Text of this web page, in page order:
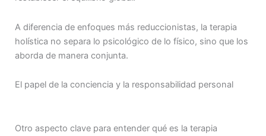
A diferencia de enfoques más reduccionistas, la terapia
holística no separa lo psicológico de lo físico, sino que los
aborda de manera conjunta.
El papel de la conciencia y la responsabilidad personal
Otro aspecto clave para entender qué es la terapia